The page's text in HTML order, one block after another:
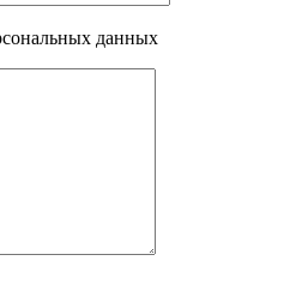
данных